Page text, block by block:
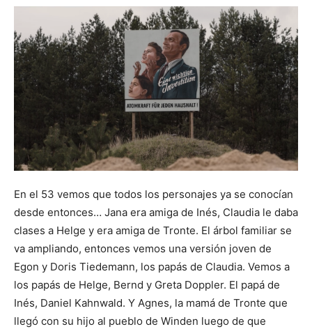
En el 53 vemos que todos los personajes ya se conocían
desde entonces… Jana era amiga de Inés, Claudia le daba
clases a Helge y era amiga de Tronte. El árbol familiar se
va ampliando, entonces vemos una versión joven de
Egon y Doris Tiedemann, los papás de Claudia. Vemos a
los papás de Helge, Bernd y Greta Doppler. El papá de
Inés, Daniel Kahnwald. Y Agnes, la mamá de Tronte que
llegó con su hijo al pueblo de Winden luego de que